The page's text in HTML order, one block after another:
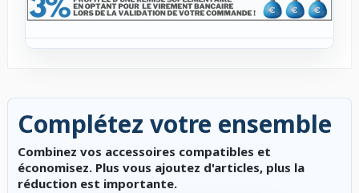
Complétez votre ensemble
Combinez vos accessoires compatibles et
économisez. Plus vous ajoutez d'articles, plus la
réduction est importante.